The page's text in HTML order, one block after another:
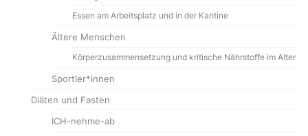
Essen am Arbeitsplatz und in der Kantine
Ältere Menschen
Körperzusammensetzung und kritische Nährstoffe im Alter
Sportler*innen
Diäten und Fasten
ICH-nehme-ab